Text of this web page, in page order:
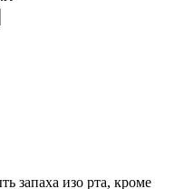
запаха изо рта, кроме